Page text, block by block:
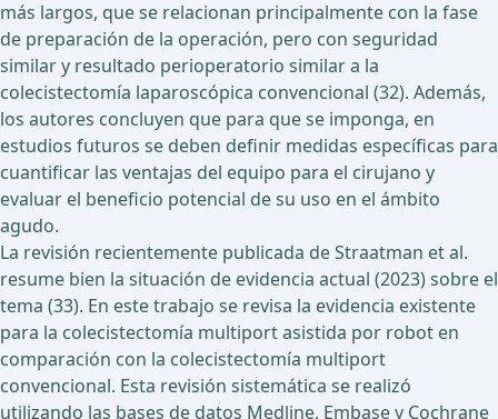
más largos, que se relacionan principalmente con la fase
de preparación de la operación, pero con seguridad
similar y resultado perioperatorio similar a la
colecistectomía laparoscópica convencional (32). Además,
los autores concluyen que para que se imponga, en
estudios futuros se deben definir medidas específicas para
cuantificar las ventajas del equipo para el cirujano y
evaluar el beneficio potencial de su uso en el ámbito
agudo.
La revisión recientemente publicada de Straatman et al.
resume bien la situación de evidencia actual (2023) sobre el
tema (33). En este trabajo se revisa la evidencia existente
para la colecistectomía multiport asistida por robot en
comparación con la colecistectomía multiport
convencional. Esta revisión sistemática se realizó
utilizando las bases de datos Medline, Embase y Cochrane